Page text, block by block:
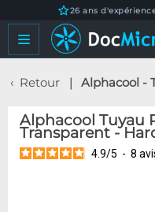
26 ans
Retour Alphacool - Tuyau
Alphacool Tuyau
Transparent -
4.9/5 - 8